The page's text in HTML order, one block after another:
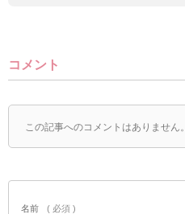
コメント
この記事へのコメントはありません。
名前 ( 必須 )